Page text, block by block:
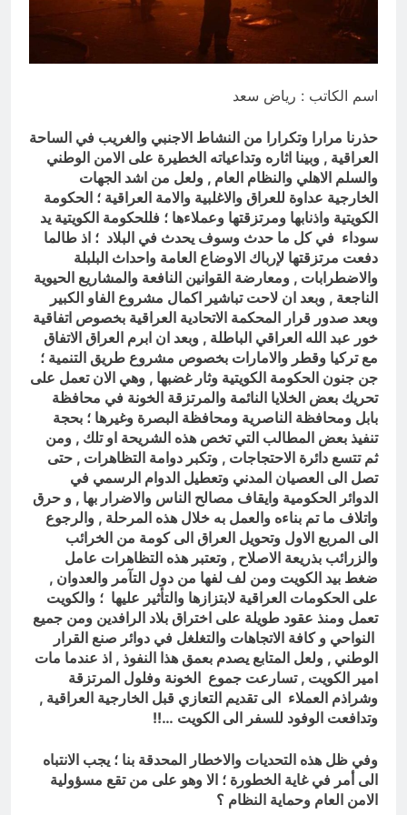
9 ساعات Ago
مؤيد اللامي .. الأكثر إستحقاقا لمنصب
وزير الثقافة أو الخارجية
اسم الكاتب : رياض سعد
حذرنا مرارا وتكرارا من النشاط الاجنبي والغريب في الساحة
العراقية , وبينا اثاره وتداعياته الخطيرة على الامن الوطني
والسلم الاهلي والنظام العام , ولعل من اشد الجهات
الخارجية عداوة للعراق والاغلبية والامة العراقية ؛ الحكومة
الكويتية واذنابها ومرتزقتها وعملاءها ؛ فللحكومة الكويتية يد
سوداء في كل ما حدث وسوف يحدث في البلاد ؛ اذ طالما
دفعت مرتزقتها لإرباك الاوضاع العامة واحداث البلبلة
والاضطرابات , ومعارضة القوانين النافعة والمشاريع الحيوية
الناجعة , وبعد ان لاحت تباشير اكمال مشروع الفاو الكبير
وبعد صدور قرار المحكمة الاتحادية العراقية بخصوص اتفاقية
خور عبد الله العراقي الباطلة , وبعد ان ابرم العراق الاتفاق
مع تركيا وقطر والامارات بخصوص مشروع طريق التنمية ؛
جن جنون الحكومة الكويتية وثار غضبها , وهي الان تعمل على
تحريك بعض الخلايا النائمة والمرتزقة الخونة في محافظة
بابل ومحافظة الناصرية ومحافظة البصرة وغيرها ؛ بحجة
تنفيذ بعض المطالب التي تخص هذه الشريحة او تلك , ومن
ثم تتسع دائرة الاحتجاجات , وتكبر دوامة التظاهرات , حتى
تصل الى العصيان المدني وتعطيل الدوام الرسمي في
الدوائر الحكومية وايقاف مصالح الناس والاضرار بها , و حرق
واتلاف ما تم بناءه والعمل به خلال هذه المرحلة , والرجوع
الى المربع الاول وتحويل العراق الى كومة من الخرائب
والزرائب بذريعة الاصلاح , وتعتبر هذه التظاهرات عامل
ضغط بيد الكويت ومن لف لفها من دول التآمر والعدوان ,
على الحكومات العراقية لابتزازها والتأثير عليها ؛ والكويت
تعمل ومنذ عقود طويلة على اختراق بلاد الرافدين ومن جميع
النواحي و كافة الاتجاهات والتغلغل في دوائر صنع القرار
الوطني , ولعل المتابع يصدم بعمق هذا النفوذ , اذ عندما مات
امير الكويت , تسارعت جموع الخونة وفلول المرتزقة
وشراذم العملاء الى تقديم التعازي قبل الخارجية العراقية ,
وتدافعت الوفود للسفر الى الكويت …!!
وفي ظل هذه التحديات والاخطار المحدقة بنا ؛ يجب الانتباه
الى أمر في غاية الخطورة ؛ الا وهو على من تقع مسؤولية
الامن العام وحماية النظام ؟